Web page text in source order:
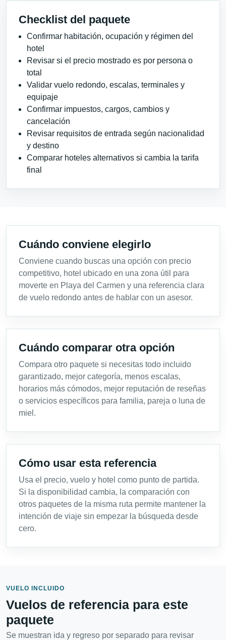
Checklist del paquete
Confirmar habitación, ocupación y régimen del
hotel
Revisar si el precio mostrado es por persona o
total
Validar vuelo redondo, escalas, terminales y
equipaje
Confirmar impuestos, cargos, cambios y
cancelación
Revisar requisitos de entrada según nacionalidad
y destino
Comparar hoteles alternativos si cambia la tarifa
final
Cuándo conviene elegirlo
Conviene cuando buscas una opción con precio
competitivo, hotel ubicado en una zona útil para
moverte en Playa del Carmen y una referencia clara
de vuelo redondo antes de hablar con un asesor.
Cuándo comparar otra opción
Compara otro paquete si necesitas todo incluido
garantizado, mejor categoría, menos escalas,
horarios más cómodos, mejor reputación de reseñas
o servicios específicos para familia, pareja o luna de
miel.
Cómo usar esta referencia
Usa el precio, vuelo y hotel como punto de partida.
Si la disponibilidad cambia, la comparación con
otros paquetes de la misma ruta permite mantener la
intención de viaje sin empezar la búsqueda desde
cero.
VUELO INCLUIDO
Vuelos de referencia para este
paquete
Se muestran ida y regreso por separado para revisar